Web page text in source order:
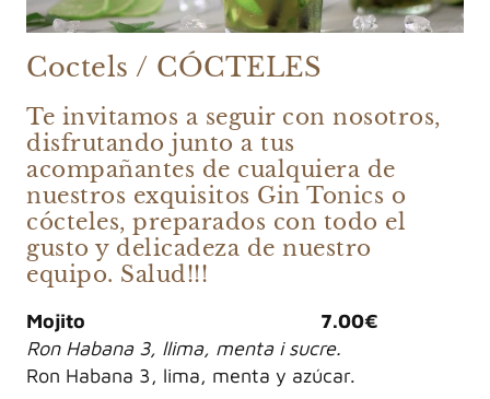
Coctels / CÓCTELES
Te invitamos a seguir con nosotros,
disfrutando junto a tus
acompañantes de cualquiera de
nuestros exquisitos Gin Tonics o
cócteles, preparados con todo el
gusto y delicadeza de nuestro
equipo. Salud!!!
Mojito 7.00€
Ron Habana 3, llima, menta i sucre.
Ron Habana 3, lima, menta y azúcar.